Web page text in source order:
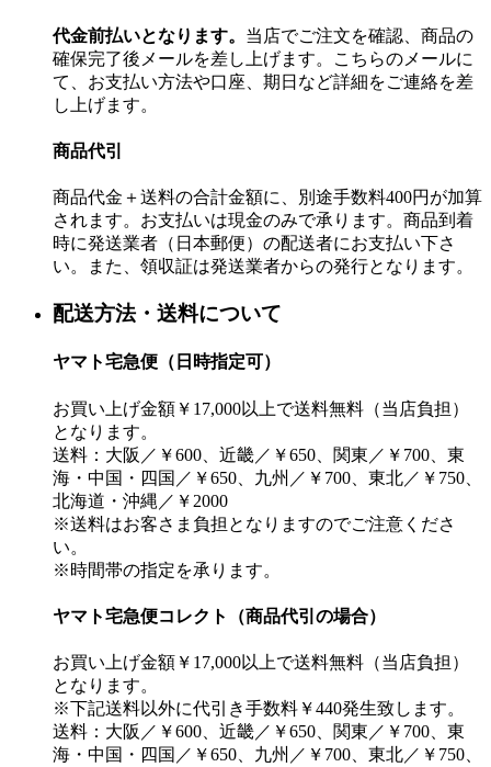
代金前払いとなります。 当店でご注文を確認、商品の
確保完了後メールを差し上げます。こちらのメールに
て、お支払い方法や口座、期日など詳細をご連絡を差
し上げます。
商品代引
商品代金＋送料の合計金額に、別途手数料400円が加算
されます。お支払いは現金のみで承ります。商品到着
時に発送業者（日本郵便）の配送者にお支払い下さ
い。また、領収証は発送業者からの発行となります。
配送方法・送料について
ヤマト宅急便（日時指定可）
お買い上げ金額￥17,000以上で送料無料（当店負担）
となります。
送料：大阪／￥600、近畿／￥650、関東／￥700、東
海・中国・四国／￥650、九州／￥700、東北／￥750、
北海道・沖縄／￥2000
※送料はお客さま負担となりますのでご注意くださ
い。
※時間帯の指定を承ります。
ヤマト宅急便コレクト（商品代引の場合）
お買い上げ金額￥17,000以上で送料無料（当店負担）
となります。
※下記送料以外に代引き手数料￥440発生致します。
送料：大阪／￥600、近畿／￥650、関東／￥700、東
海・中国・四国／￥650、九州／￥700、東北／￥750、